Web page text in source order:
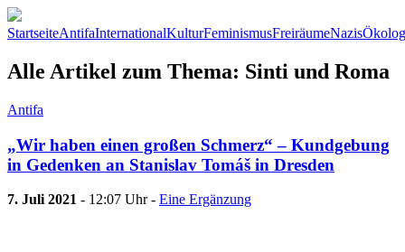
StartseiteAntifaInternationalKulturFeminismusFreiräumeNazis
Alle Artikel zum Thema: Sinti und Roma
Antifa
„Wir haben einen großen Schmerz“ – Kundgebung
in Gedenken an Stanislav Tomáš in Dresden
7. Juli 2021 - 12:07 Uhr - Eine Ergänzung